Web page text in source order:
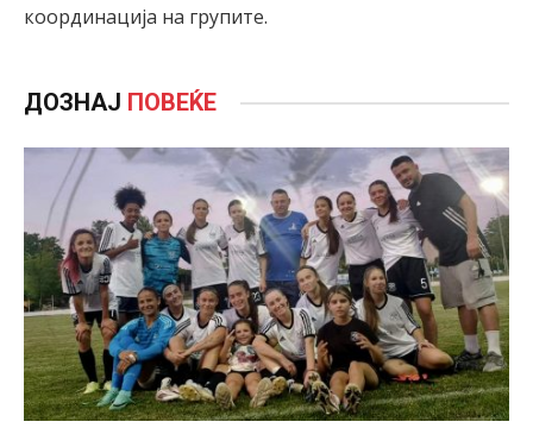
координација на групите.
ДОЗНАЈ ПОВЕЌЕ